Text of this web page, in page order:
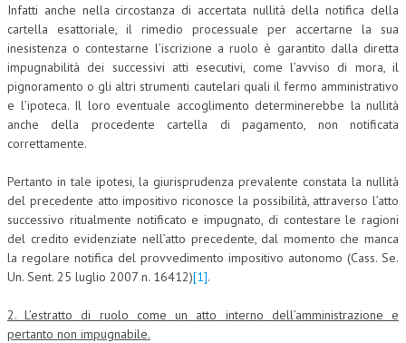
Infatti anche nella circostanza di accertata nullità della notifica della
cartella esattoriale, il rimedio processuale per accertarne la sua
inesistenza o contestarne l’iscrizione a ruolo è garantito dalla diretta
impugnabilità dei successivi atti esecutivi, come l’avviso di mora, il
pignoramento o gli altri strumenti cautelari quali il fermo amministrativo
e l’ipoteca. Il loro eventuale accoglimento determinerebbe la nullità
anche della procedente cartella di pagamento, non notificata
correttamente.
Pertanto in tale ipotesi, la giurisprudenza prevalente constata la nullità
del precedente atto impositivo riconosce la possibilità, attraverso l’atto
successivo ritualmente notificato e impugnato, di contestare le ragioni
del credito evidenziate nell’atto precedente, dal momento che manca
la regolare notifica del provvedimento impositivo autonomo (Cass. Se.
Un. Sent. 25 luglio 2007 n. 16412)[1].
2. L’estratto di ruolo come un atto interno dell’amministrazione e
pertanto non impugnabile.